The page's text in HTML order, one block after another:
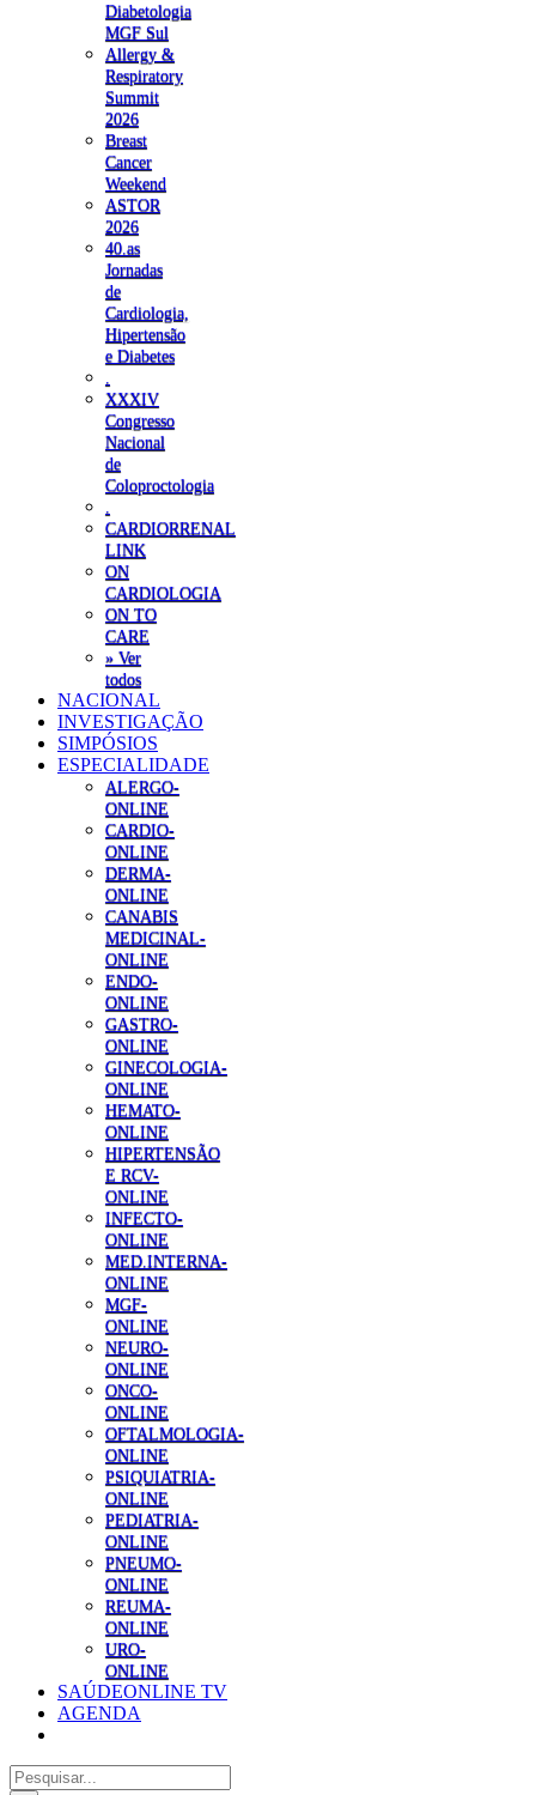
Diabetologia
MGF Sul
Allergy &
Respiratory
Summit
2026
Breast
Cancer
Weekend
ASTOR
2026
40.as
Jornadas
de
Cardiologia,
Hipertensão
e Diabetes
XXXIV
Congresso
Nacional
de
Coloproctologia
CARDIORRENAL
LINK
ON
CARDIOLOGIA
ON TO
CARE
» Ver
todos
NACIONAL
INVESTIGAÇÃO
SIMPÓSIOS
ESPECIALIDADE
ALERGO-
ONLINE
CARDIO-
ONLINE
DERMA-
ONLINE
CANABIS
MEDICINAL-
ONLINE
ENDO-
ONLINE
GASTRO-
ONLINE
GINECOLOGIA-
ONLINE
HEMATO-
ONLINE
HIPERTENSÃO
E RCV-
ONLINE
INFECTO-
ONLINE
MED.INTERNA-
ONLINE
MGF-
ONLINE
NEURO-
ONLINE
ONCO-
ONLINE
OFTALMOLOGIA-
ONLINE
PSIQUIATRIA-
ONLINE
PEDIATRIA-
ONLINE
PNEUMO-
ONLINE
REUMA-
ONLINE
URO-
ONLINE
SAÚDEONLINE TV
AGENDA
Pesquisar